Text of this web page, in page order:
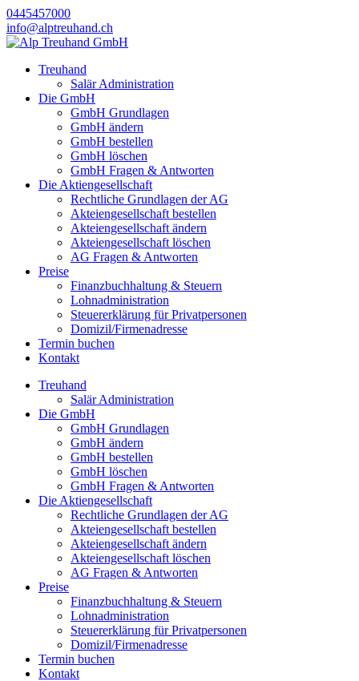
0445457000
info@alptreuhand.ch
Treuhand
Salär Administration
Die GmbH
GmbH Grundlagen
GmbH ändern
GmbH bestellen
GmbH löschen
GmbH Fragen & Antworten
Die Aktiengesellschaft
Rechtliche Grundlagen der AG
Akteiengesellschaft bestellen
Akteiengesellschaft ändern
Akteiengesellschaft löschen
AG Fragen & Antworten
Preise
Finanzbuchhaltung & Steuern
Lohnadministration
Steuererklärung für Privatpersonen
Domizil/Firmenadresse
Termin buchen
Kontakt
Treuhand
Salär Administration
Die GmbH
GmbH Grundlagen
GmbH ändern
GmbH bestellen
GmbH löschen
GmbH Fragen & Antworten
Die Aktiengesellschaft
Rechtliche Grundlagen der AG
Akteiengesellschaft bestellen
Akteiengesellschaft ändern
Akteiengesellschaft löschen
AG Fragen & Antworten
Preise
Finanzbuchhaltung & Steuern
Lohnadministration
Steuererklärung für Privatpersonen
Domizil/Firmenadresse
Termin buchen
Kontakt